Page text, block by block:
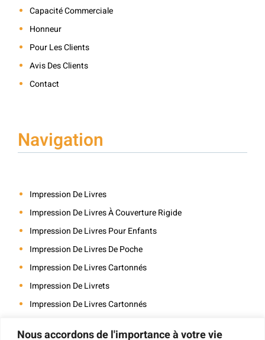
Nous accordons de l'importance à votre vie
Capacité Commerciale
Honneur
Pour Les Clients
Avis Des Clients
Contact
Navigation
Impression De Livres
Impression De Livres À Couverture Rigide
Impression De Livres Pour Enfants
Impression De Livres De Poche
Impression De Livres Cartonnés
Impression De Livrets
Impression De Livres Cartonnés